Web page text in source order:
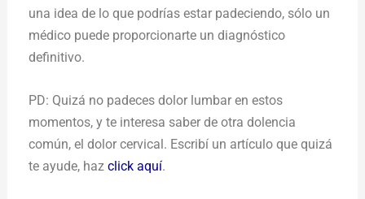
una idea de lo que podrías estar padeciendo, sólo un
médico puede proporcionarte un diagnóstico
definitivo.
PD: Quizá no padeces dolor lumbar en estos
momentos, y te interesa saber de otra dolencia
común, el dolor cervical. Escribí un artículo que quizá
te ayude, haz click aquí.